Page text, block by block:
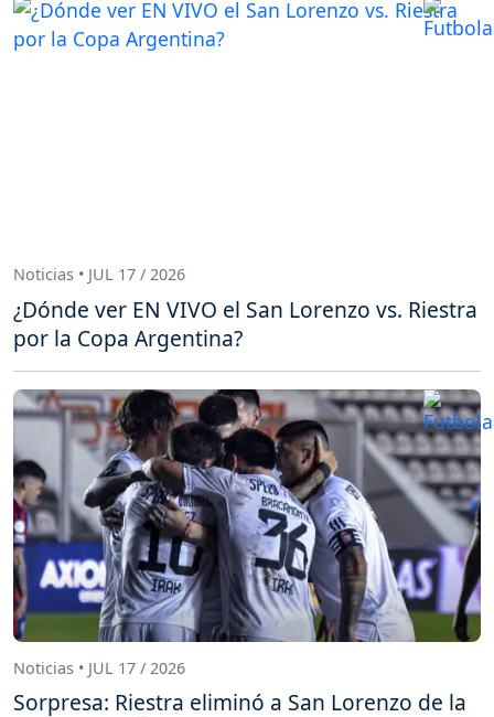
Noticias • JUL 17 / 2026
¿Dónde ver EN VIVO el San Lorenzo vs. Riestra
por la Copa Argentina?
Noticias • JUL 17 / 2026
Sorpresa: Riestra eliminó a San Lorenzo de la